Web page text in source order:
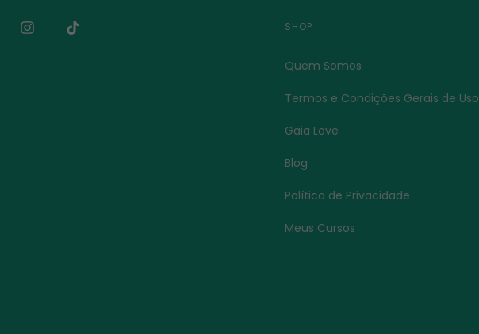
SHOP
Quem Somos
Termos e Condições Gerais de Uso
Gaia Love
Blog
Política de Privacidade
Meus Cursos